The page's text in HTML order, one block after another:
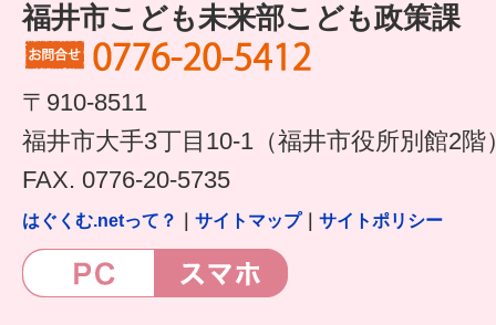
福井市こども未来部こども政策課
〒910-8511
福井市大手3丁目10-1（福井市役所別館2階
FAX. 0776-20-5735
はぐくむ.netって？ サイトマップ｜ サイトポリシー
ソーシャルメディア
すまいるサポート行事案内